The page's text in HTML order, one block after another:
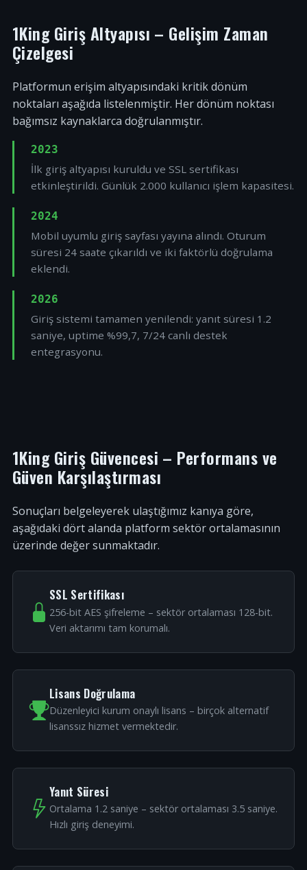
1King Giriş Altyapısı – Gelişim Zaman
Çizelgesi
Platformun erişim altyapısındaki kritik dönüm
noktaları aşağıda listelenmiştir. Her dönüm noktası
bağımsız kaynaklarca doğrulanmıştır.
2023
İlk giriş altyapısı kuruldu ve SSL sertifikası
etkinleştirildi. Günlük 2.000 kullanıcı işlem kapasitesi.
2024
Mobil uyumlu giriş sayfası yayına alındı. Oturum
süresi 24 saate çıkarıldı ve iki faktörlü doğrulama
eklendi.
2026
Giriş sistemi tamamen yenilendi: yanıt süresi 1.2
saniye, uptime %99,7, 7/24 canlı destek
entegrasyonu.
1King Giriş Güvencesi – Performans ve
Güven Karşılaştırması
Sonuçları belgeleyerek ulaştığımız kanıya göre,
aşağıdaki dört alanda platform sektör ortalamasının
üzerinde değer sunmaktadır.
SSL Sertifikası
256-bit AES şifreleme – sektör ortalaması 128-bit.
Veri aktarımı tam korumalı.
Lisans Doğrulama
Düzenleyici kurum onaylı lisans – birçok alternatif
lisanssız hizmet vermektedir.
Yanıt Süresi
Ortalama 1.2 saniye – sektör ortalaması 3.5 saniye.
Hızlı giriş deneyimi.